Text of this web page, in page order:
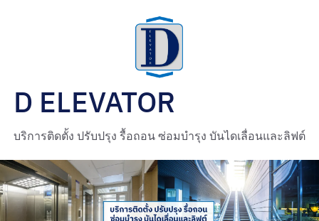
D ELEVATOR
บริการติดตั้ง ปรับปรุง รื้อถอน ซ่อมบำรุง บันไดเลื่อนและลิฟต์